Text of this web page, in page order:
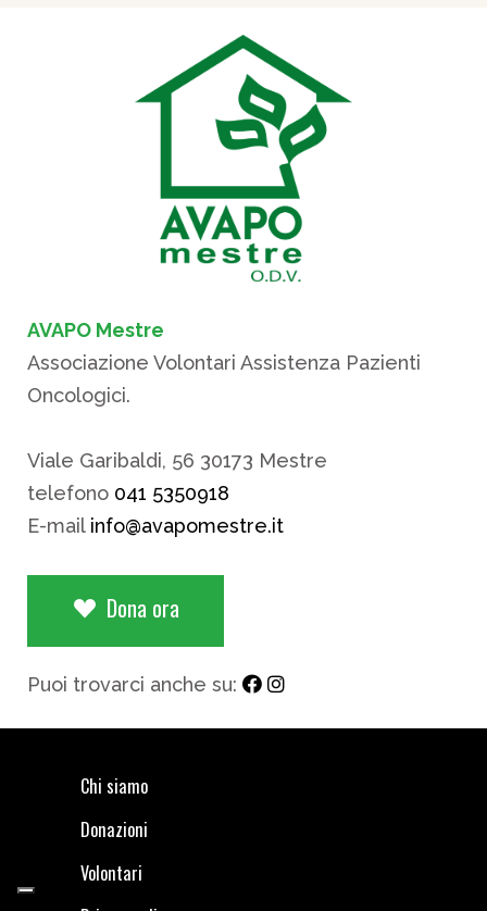
AVAPO Mestre
Associazione Volontari Assistenza Pazienti
Oncologici.
Viale Garibaldi, 56 30173 Mestre
telefono 041 5350918
E-mail info@avapomestre.it
Dona ora
Puoi trovarci anche su:
Chi siamo
Donazioni
Volontari